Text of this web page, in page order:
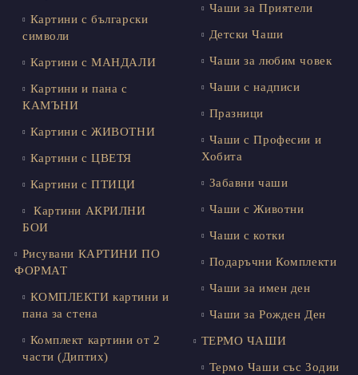
Картини с български
символи
Картини с МАНДАЛИ
Картини и пана с
КАМЪНИ
Картини с ЖИВОТНИ
Картини с ЦВЕТЯ
Картини с ПТИЦИ
Картини АКРИЛНИ
БОИ
Рисувани КАРТИНИ ПО
ФОРМАТ
КОМПЛЕКТИ картини и
пана за стена
Комплект картини от 2
части (Диптих)
Чаши за Приятели
Детски Чаши
Чаши за любим човек
Чаши с надписи
Празници
Чаши с Професии и
Хобита
Забавни чаши
Чаши с Животни
Чаши с котки
Подаръчни Комплекти
Чаши за имен ден
Чаши за Рожден Ден
ТЕРМО ЧАШИ
Термо Чаши със Зодии